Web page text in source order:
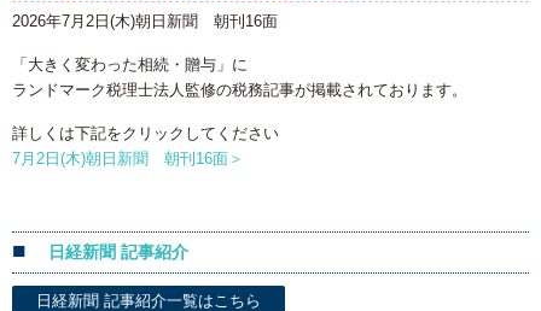
2026年7月2日(木)朝日新聞 朝刊16面
「大きく変わった相続・贈与」に
ランドマーク税理士法人監修の税務記事が掲載されております。
詳しくは下記をクリックしてください
7月2日(木)朝日新聞 朝刊16面＞
日経新聞 記事紹介
日経新聞 記事紹介一覧はこちら